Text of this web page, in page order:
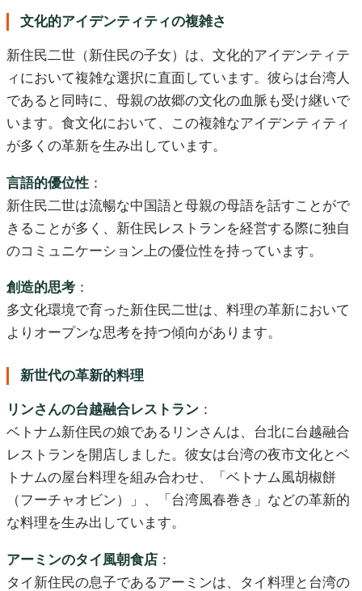
文化的アイデンティティの複雑さ
新住民二世（新住民の子女）は、文化的アイデンティテ
ィにおいて複雑な選択に直面しています。彼らは台湾人
であると同時に、母親の故郷の文化の血脈も受け継いで
います。食文化において、この複雑なアイデンティティ
が多くの革新を生み出しています。
言語的優位性 ：
新住民二世は流暢な中国語と母親の母語を話すことがで
きることが多く、新住民レストランを経営する際に独自
のコミュニケーション上の優位性を持っています。
創造的思考 ：
多文化環境で育った新住民二世は、料理の革新において
よりオープンな思考を持つ傾向があります。
新世代の革新的料理
リンさんの台越融合レストラン ：
ベトナム新住民の娘であるリンさんは、台北に台越融合
レストランを開店しました。彼女は台湾の夜市文化とベ
トナムの屋台料理を組み合わせ、「ベトナム風胡椒餅
（フーチャオビン）」、「台湾風春巻き」などの革新的
な料理を生み出しています。
アーミンのタイ風朝食店 ：
タイ新住民の息子であるアーミンは、タイ料理と台湾の